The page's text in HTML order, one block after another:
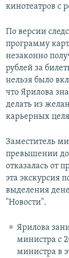
кинотеатров с
По версии
программу
незаконно
рублей за
нельзя было
что Ярилова
делать из
карьерных
Заместитель
превышении
отказалась от
эта экскурсия
выделения
"Новости".
Ярилова
министра с
министра в